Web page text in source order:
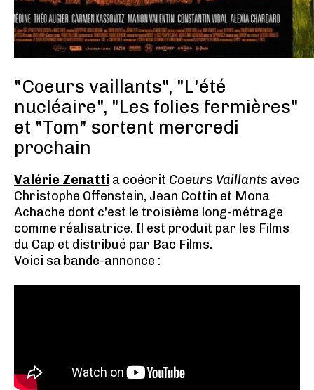
"Coeurs vaillants", "L'été
nucléaire", "Les folies fermières"
et "Tom" sortent mercredi
prochain
Valérie Zenatti a coécrit Coeurs Vaillants avec
Christophe Offenstein, Jean Cottin et Mona
Achache dont c'est le troisième long-métrage
comme réalisatrice. Il est produit par les Films
du Cap et distribué par Bac Films.
Voici sa bande-annonce :